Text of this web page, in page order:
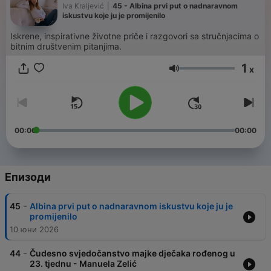
Iva Kraljević
45 - Albina prvi put o nadnaravnom
iskustvu koje ju je promijenilo
Iskrene, inspirativne životne priče i razgovori sa stručnjacima o
bitnim društvenim pitanjima.
Сила на звука
1 x
00:00 00:00
Епизоди
45 - Albina prvi put o nadnaravnom iskustvu koje ju je
promijenilo
10 юни 2026
44 - Čudesno svjedočanstvo majke dječaka rođenog u
23. tjednu - Manuela Zelić